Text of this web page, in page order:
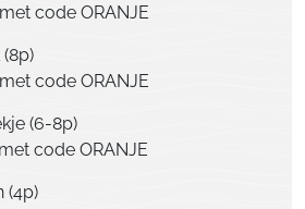
code ORANJE
code ORANJE
(6-8p)
code ORANJE
(4p)